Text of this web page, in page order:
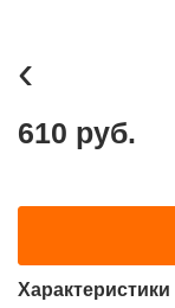
‹
610 руб.
Характеристики